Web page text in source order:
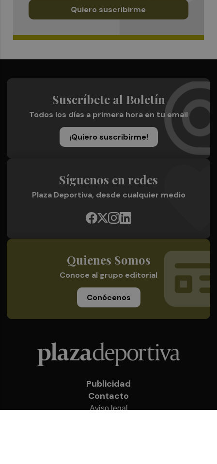
Quiero suscribirme
Suscríbete al Boletín
Todos los días a primera hora en tu email
¡Quiero suscribirme!
Síguenos en redes
Plaza Deportiva, desde cualquier medio
Quienes Somos
Conoce al grupo editorial
Conócenos
Publicidad
Contacto
Aviso legal